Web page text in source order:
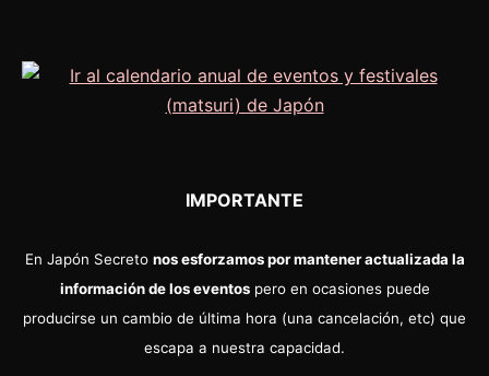
IMPORTANTE
En Japón Secreto nos esforzamos por mantener actualizada la
información de los eventospero en ocasiones puede
producirse un cambio de última hora (una cancelación, etc) que
escapa a nuestra capacidad.